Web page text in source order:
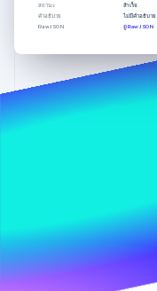
Radar
การป้องกันการฉ้อโก
การก่อตั้งบริษัทสตา
Climate
การขจัดคาร์บอน
Stripe
ดูว่า Stripe กำลัง
AI อย่างไร
รับชมเลย
ระบบ
พาร์
สถานะ
สำเร็จ
คำอธิบาย
ไม่มีคำอธิบาย
Raw JSON
ดู Raw JSON